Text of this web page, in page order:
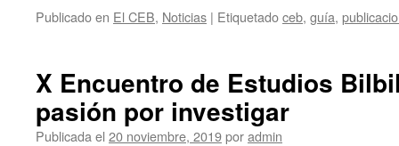
Publicado en El CEB, Noticias | Etiquetadoceb, guía,
X Encuentro de Estudios
pasión por investigar
Publicada el 20 noviembre, 2019poradmin